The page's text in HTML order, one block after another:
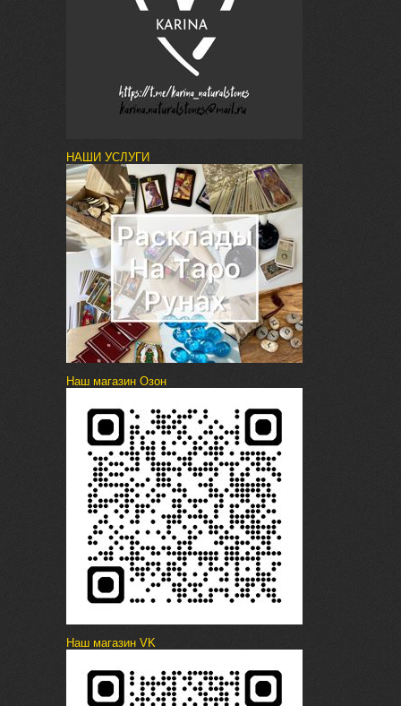
НАШИ УСЛУГИ
Наш магазин Озон
Наш магазин VK